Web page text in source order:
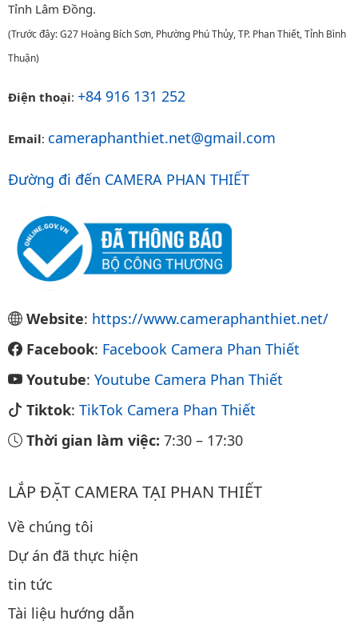
Tỉnh Lâm Đồng.
(Trước đây: G27 Hoàng Bích Sơn, Phường Phú Thủy, TP. Phan Thiết, Tỉnh Bình
Thuận)
Điện thoại: +84 916 131 252
Email: cameraphanthiet.net@gmail.com
Đường đi đến CAMERA PHAN THIẾT
Website: https://www.cameraphanthiet.net/
Facebook: Facebook Camera Phan Thiết
Youtube: Youtube Camera Phan Thiết
Tiktok: TikTok Camera Phan Thiết
Thời gian làm việc: 7:30 – 17:30
LẮP ĐẶT CAMERA TẠI PHAN THIẾT
Về chúng tôi
Dự án đã thực hiện
tin tức
Tài liệu hướng dẫn